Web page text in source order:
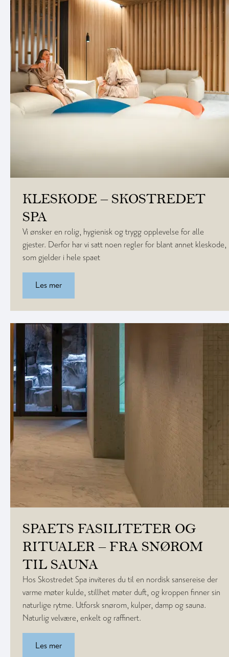
KLESKODE – SKOSTREDET
SPA
Vi ønsker en rolig, hygienisk og trygg opplevelse for alle
gjester. Derfor har vi satt noen regler for blant annet kleskode,
som gjelder i hele spaet
Les mer
SPAETS FASILITETER OG
RITUALER – FRA SNØROM
TIL SAUNA
Hos Skostredet Spa inviteres du til en nordisk sansereise der
varme møter kulde, stillhet møter duft, og kroppen finner sin
naturlige rytme. Utforsk snørom, kulper, damp og sauna.
Naturlig velvære, enkelt og raffinert.
Les mer